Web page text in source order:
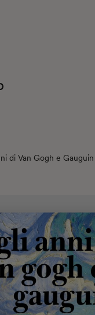
di Van Gogh e Gauguin